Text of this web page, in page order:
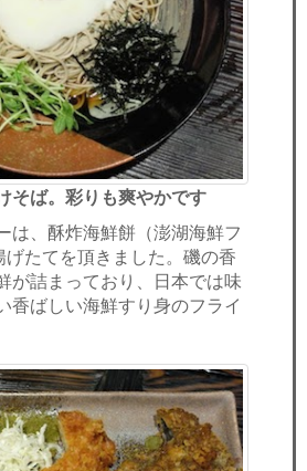
そば。彩りも爽やかです
は、酥炸海鮮餅（澎湖海鮮フ
げたてを頂きました。磯の香
が詰まっており、日本では味
香ばしい海鮮すり身のフライ